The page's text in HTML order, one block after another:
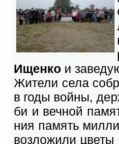
Ищен­ко и
Жи­те­ли се­ла
в го­ды вой­ны,
би и веч­ной
ния па­мять
воз­ло­жи­ли